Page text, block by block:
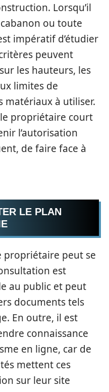
Lorsqu’il
ou toute
impératif d’étudier
peuvent
les hauteurs, les
limites de
matériaux à utiliser.
propriétaire court
l’autorisation
de faire face à
LE PLAN
propriétaire peut se
est
au public et peut
documents tels
En outre, il est
connaissance
en ligne, car de
mettent ces
sur leur site